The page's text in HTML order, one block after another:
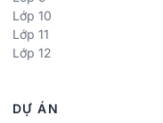
Lớp 10
Lớp 11
Lớp 12
DỰ ÁN